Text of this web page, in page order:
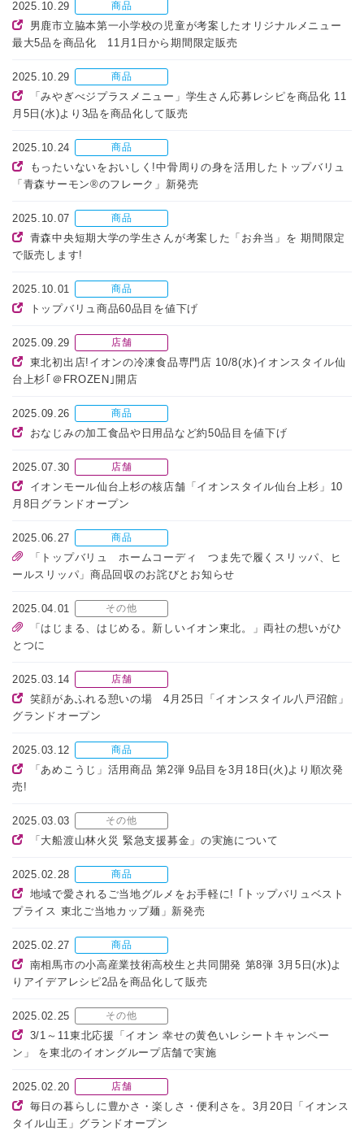
2025.10.29 商品
男鹿市立脇本第一小学校の児童が考案したオリジナルメニュー
最大5品を商品化 11月1日から期間限定販売
2025.10.29 商品
「みやぎべジプラスメニュー」学生さん応募レシピを商品化 11
月5日(水)より3品を商品化して販売
2025.10.24 商品
もったいないをおいしく!中骨周りの身を活用したトップバリュ
「青森サーモン®のフレーク」新発売
2025.10.07 商品
青森中央短期大学の学生さんが考案した「お弁当」を 期間限定
で販売します!
2025.10.01 商品
トップバリュ商品60品目を値下げ
2025.09.29 店舗
東北初出店!イオンの冷凍食品専門店 10/8(水)イオンスタイル仙
台上杉｢＠FROZEN｣開店
2025.09.26 商品
おなじみの加工食品や日用品など約50品目を値下げ
2025.07.30 店舗
イオンモール仙台上杉の核店舗「イオンスタイル仙台上杉」10
月8日グランドオープン
2025.06.27 商品
「トップバリュ ホームコーディ つま先で履くスリッパ、ヒ
ールスリッパ」商品回収のお詫びとお知らせ
2025.04.01 その他
「はじまる、はじめる。新しいイオン東北。」両社の想いがひ
とつに
2025.03.14 店舗
笑顔があふれる憩いの場 4月25日「イオンスタイル八戸沼館」
グランドオープン
2025.03.12 商品
「あめこうじ」活用商品 第2弾 9品目を3月18日(火)より順次発
売!
2025.03.03 その他
「大船渡山林火災 緊急支援募金」の実施について
2025.02.28 商品
地域で愛されるご当地グルメをお手軽に! ｢トップバリュベスト
プライス 東北ご当地カップ麺」新発売
2025.02.27 商品
南相馬市の小高産業技術高校生と共同開発 第8弾 3月5日(水)よ
りアイデアレシピ2品を商品化して販売
2025.02.25 その他
3/1～11東北応援「イオン 幸せの黄色いレシートキャンペー
ン」 を東北のイオングループ店舗で実施
2025.02.20 店舗
毎日の暮らしに豊かさ・楽しさ・便利さを。3月20日「イオンス
タイル山王」グランドオープン